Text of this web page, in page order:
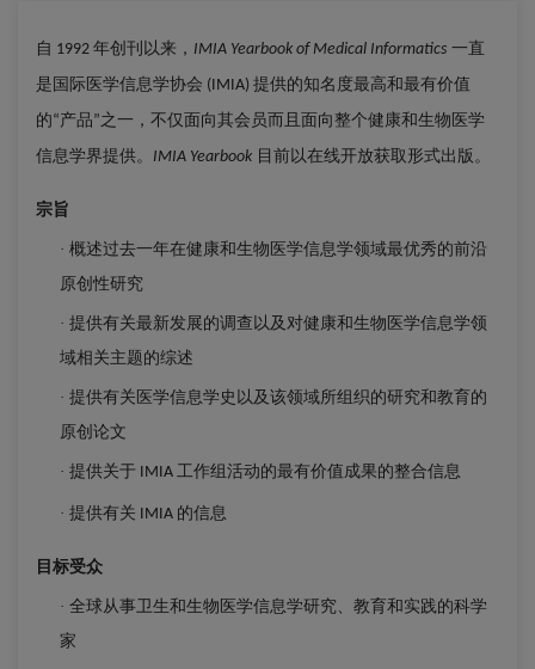
自 1992 年创刊以来， IMIA Yearbook of Medical Informatics 一直
是国际医学信息学协会 (IMIA) 提供的知名度最高和最有价值
的“产品”之一，不仅面向其会员而且面向整个健康和生物医学
信息学界提供。 IMIA Yearbook 目前以在线开放获取形式出版。
宗旨
· 概述过去一年在健康和生物医学信息学领域最优秀的前沿
原创性研究
· 提供有关最新发展的调查以及对健康和生物医学信息学领
域相关主题的综述
· 提供有关医学信息学史以及该领域所组织的研究和教育的
原创论文
· 提供关于 IMIA 工作组活动的最有价值成果的整合信息
· 提供有关 IMIA 的信息
目标受众
· 全球从事卫生和生物医学信息学研究、教育和实践的科学
家